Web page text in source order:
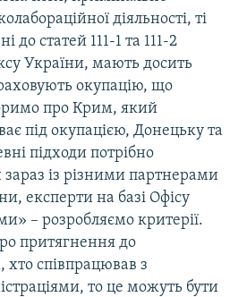
діяльності, ті
до статей 111-1 та 111-2
України, мають досить
окупацію, що
про Крим, який
під окупацією, Донецьку та
підходи потрібно
із різними партнерами
експерти на базі Офісу
– розробляємо критерії.
притягнення до
хто співпрацював з
то це можуть бути